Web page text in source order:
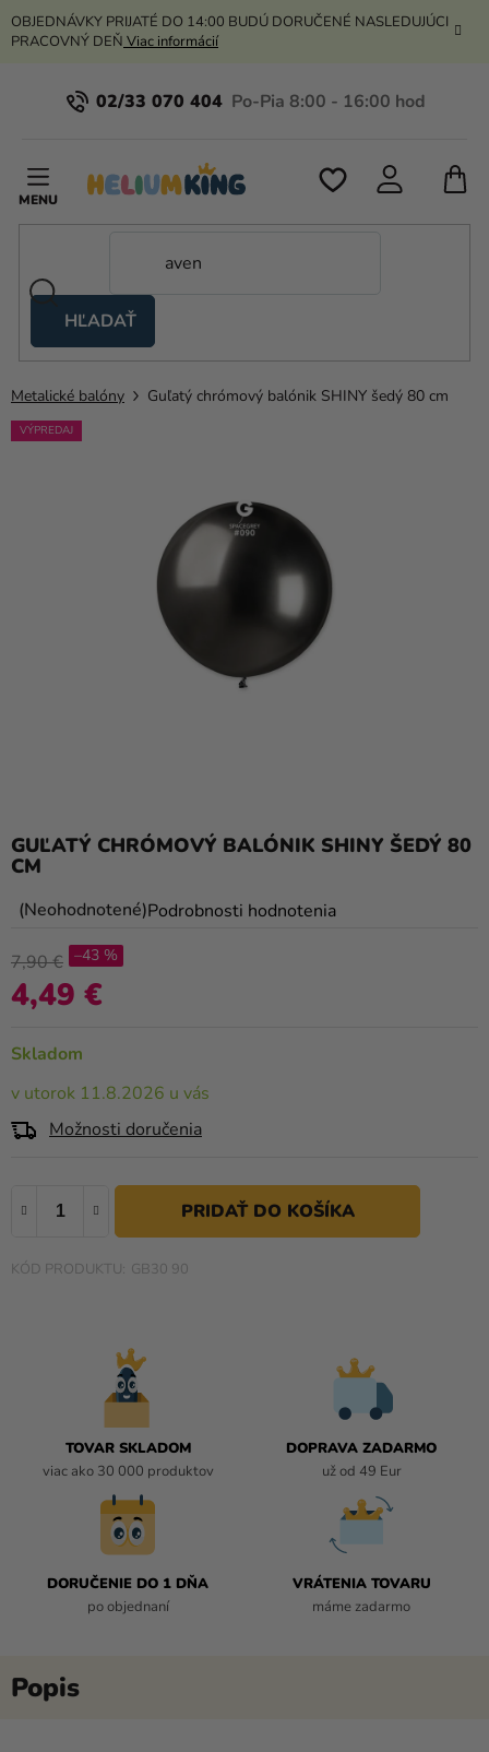
Prejsť
na
OBJEDNÁVKY PRIJATÉ DO 14:00 BUDÚ DORUČENÉ NASLEDUJÚCI
PRACOVNÝ DEŇ Viac informácií
02/33 070 404
HĽADAŤ
stany
Kanekalon
Oblečenie
Novinky
Darčeky
a merch
potreby
Personalizované
Témy
Kontakt
Metalické balóny Guľatý chrómový balónik SHINY šedý 80 cm
GUĽATÝ CHRÓMOVÝ BALÓNIK SHINY ŠEDÝ 80
CM
Priemerné
produktu
je
0,0
5
hviezdičiek.
NeohodnotenéPodrobnosti hodnotenia
Skladom
v utorok 11.8.2026 u vás
Možnosti doručenia
7,90 € –43 %
4,49 €
GB30 90
VÝPREDAJ
TOVAR SKLADOM
viac ako 30 000 produktov
DOPRAVA ZADARMO
už od 49 Eur
DORUČENIE DO 1 DŇA
po objednaní
VRÁTENIA TOVARU
máme zadarmo